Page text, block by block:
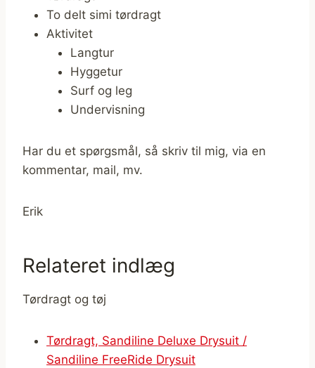
To delt simi tørdragt
Aktivitet
Langtur
Hyggetur
Surf og leg
Undervisning
Har du et spørgsmål, så skriv til mig, via en
kommentar, mail, mv.
Erik
Relateret indlæg
Tørdragt og tøj
Tørdragt, Sandiline Deluxe Drysuit /
Sandiline FreeRide Drysuit